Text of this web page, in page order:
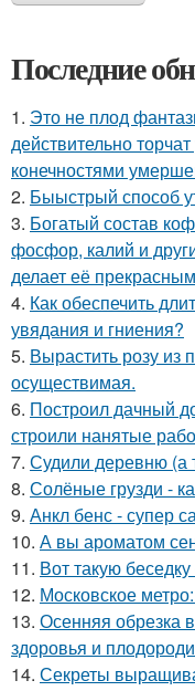
Последние
1. Это не плод
действительно
конечностями
2. Быыстрый способ
3. Богатый состав
фосфор, калий и
делает её
4. Как обеспечить
увядания и гниения?
5. Вырастить розу из
осуществимая.
6. Построил дачный
строили нанятые
7. Судили деревню (а
8. Солёные грузди -
9. Анкл бенс - супер
10. А вы ароматом
11. Вот такую
12. Московское
13. Осенняя обрезка
здоровья и
14. Секреты